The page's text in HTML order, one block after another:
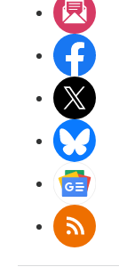
RSS